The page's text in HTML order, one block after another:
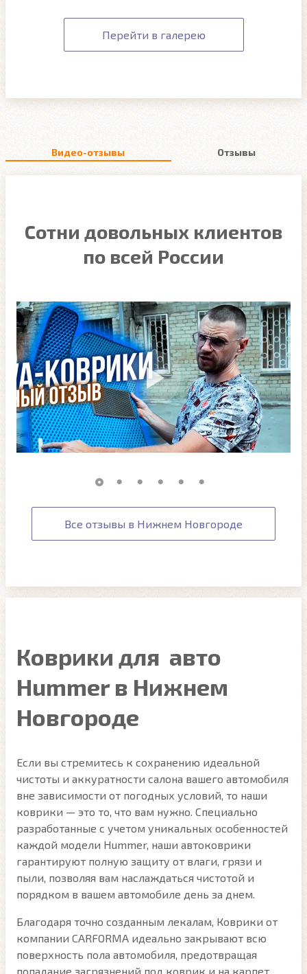
Перейти в галерею
Видео-отзывы Отзывы
Сотни довольных клиентов
по всей России
Все отзывы в Нижнем Новгороде
Коврики для авто
Hummer в Нижнем
Новгороде
Если вы стремитесь к сохранению идеальной
чистоты и аккуратности салона вашего автомобиля
вне зависимости от погодных условий, то наши
коврики — это то, что вам нужно. Специально
разработанные с учетом уникальных особенностей
каждой модели Hummer, наши автоковрики
гарантируют полную защиту от влаги, грязи и
пыли, позволяя вам наслаждаться чистотой и
порядком в вашем автомобиле день за днем.
Благодаря точно созданным лекалам, Коврики от
компании CARFORMA идеально закрывают всю
поверхность пола автомобиля, предотвращая
попадание загрязнений под коврик и на карпет